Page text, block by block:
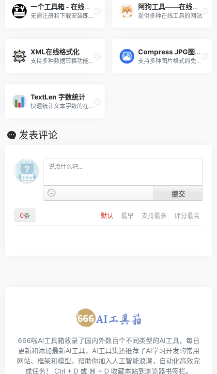
一个工具箱 - 在线工具集
无需注册和下载安装即可免费使用各种在线工具
阿狗工具——在线工具大全
提供多种在线工具的网站
XML在线格式化
支持多种数据转换功能的XML格式化工具，XML文件格式化、压缩、格式验证、转换
Compress JPG图片压缩
支持多种图片格式的免费在线图片压缩工具
TextLen 字数统计
快速统计文本字数的在线工具，内置AI缩句、扩句、风格改写
发表评论
提交
默认 最早 支持最多 评分最高
0条
666啦AI工具箱收录了国内外数百个不同类型的AI工具，每日
更新和添加最新AI工具，AI工具集还推荐了AI学习开发的常用
网站、框架和模型，帮助你加入人工智能浪潮，自动化高效完
成任务！ Ctrl + D 或 ⌘ + D 收藏本站到浏览器书签栏。